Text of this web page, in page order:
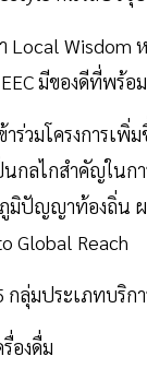
ำ Local
มีของดีที่พร้อ
าร่วมโครงการเ
กลไกสำคัญในก
ปัญญาท้องถิ่น ผ
Global Reach
กลุ่มประเภทบริก
องดื่ม